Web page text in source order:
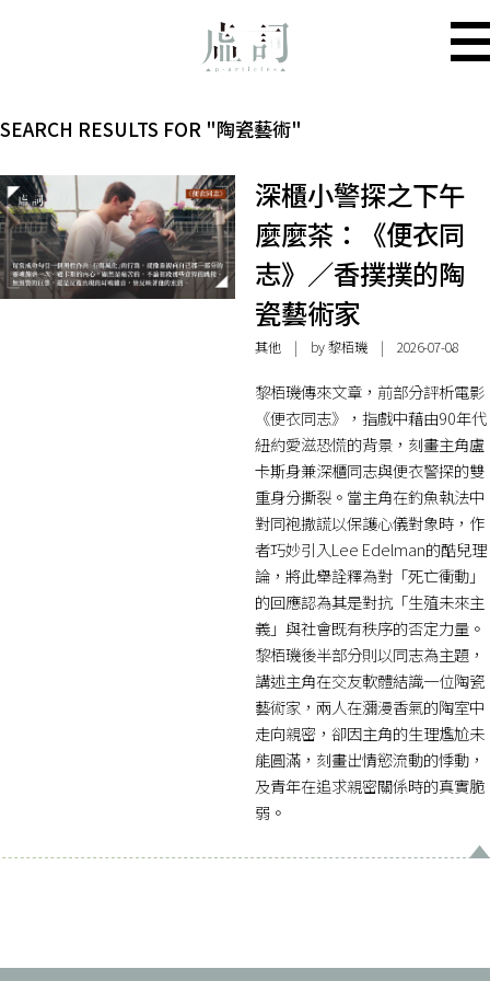
SEARCH RESULTS FOR "陶瓷藝術"
深櫃小警探之下午
麼麼茶：《便衣同
志》／香撲撲的陶
瓷藝術家
其他| by 黎栢璣 | 2026-07-08
黎栢璣傳來文章，前部分評析電影
《便衣同志》，指戲中藉由90年代
紐約愛滋恐慌的背景，刻畫主角盧
卡斯身兼深櫃同志與便衣警探的雙
重身分撕裂。當主角在釣魚執法中
對同袍撒謊以保護心儀對象時，作
者巧妙引入Lee Edelman的酷兒理
論，將此舉詮釋為對「死亡衝動」
的回應認為其是對抗「生殖未來主
義」與社會既有秩序的否定力量。
黎栢璣後半部分則以同志為主題，
講述主角在交友軟體結識一位陶瓷
藝術家，兩人在瀰漫香氣的陶室中
走向親密，卻因主角的生理尷尬未
能圓滿，刻畫出情慾流動的悸動，
及青年在追求親密關係時的真實脆
弱。